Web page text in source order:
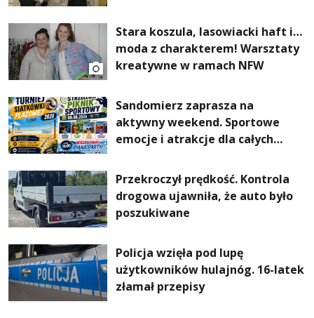
Stara koszula, lasowiacki haft i…
moda z charakterem! Warsztaty
kreatywne w ramach NFW
Sandomierz zaprasza na
aktywny weekend. Sportowe
emocje i atrakcje dla całych
Przekroczył prędkość. Kontrola
drogowa ujawniła, że auto było
poszukiwane
Policja wzięła pod lupę
użytkowników hulajnóg. 16-latek
złamał przepisy